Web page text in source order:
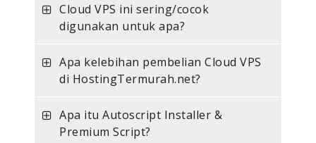
Cloud VPS ini sering/cocok
digunakan untuk apa?
Apa kelebihan pembelian Cloud VPS
di HostingTermurah.net?
Apa itu Autoscript Installer &
Premium Script?